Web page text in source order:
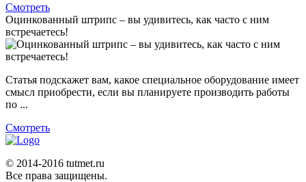
Смотреть
Оцинкованный штрипс – вы удивитесь, как часто с ним
встречаетесь!
Статья подскажет вам, какое специальное оборудование имеет
смысл приобрести, если вы планируете производить работы
по ...
Смотреть
© 2014-2016 tutmet.ru
Все права защищены.